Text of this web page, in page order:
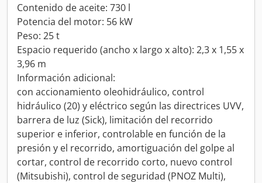
Contenido de aceite: 730 l
Potencia del motor: 56 kW
Peso: 25 t
Espacio requerido (ancho x largo x alto): 2,3 x 1,55 x
3,96 m
Información adicional:
con accionamiento oleohidráulico, control
hidráulico (20) y eléctrico según las directrices UVV,
barrera de luz (Sick), limitación del recorrido
superior e inferior, controlable en función de la
presión y el recorrido, amortiguación del golpe al
cortar, control de recorrido corto, nuevo control
(Mitsubishi), control de seguridad (PNOZ Multi),